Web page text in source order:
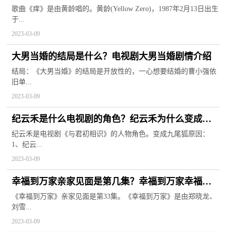
歌曲《痒》是由黄龄唱的。黄龄(Yellow Zero)，1987年2月13日出生
于...
2023-03-09
大男当婚的结局是什么？电视剧大男当婚剧情介绍
结局：《大男当婚》的结局是开放性的，一心想要结婚的曹小强依
旧单...
2023-03-09
纪云禾是什么电视剧的角色？纪云禾为什么变成九
尾狐？
纪云禾是电视剧《与君初相识》的人物角色。变成九尾狐原因：
1、纪云...
2023-03-09
幸福到万家亲家见面是第几集？幸福到万家幸福和
庆来离婚了吗？
《幸福到万家》亲家见面是第33集。《幸福到万家》是由郑晓龙、
刘雪...
2023-03-09